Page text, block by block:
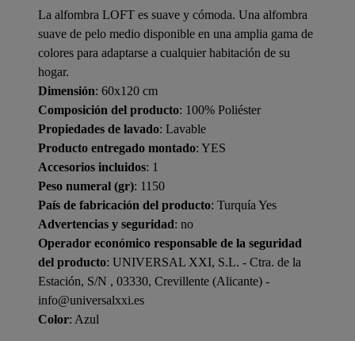
La alfombra LOFT es suave y cómoda. Una alfombra
suave de pelo medio disponible en una amplia gama de
colores para adaptarse a cualquier habitación de su
hogar.
Dimensión: 60x120 cm
Composición del producto: 100% Poliéster
Propiedades de lavado: Lavable
Producto entregado montado: YES
Accesorios incluidos: 1
Peso numeral (gr): 1150
País de fabricación del producto: Turquía Yes
Advertencias y seguridad: no
Operador económico responsable de la seguridad
del producto: UNIVERSAL XXI, S.L. - Ctra. de la
Estación, S/N , 03330, Crevillente (Alicante) -
info@universalxxi.es
Color: Azul